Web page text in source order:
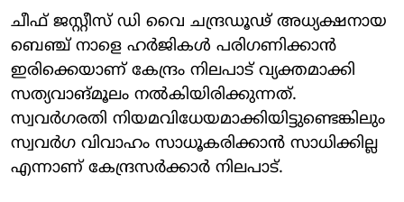
ചീഫ് ജസ്റ്റീസ് ഡി വൈ ചന്ദ്രഡൂഢ് അധ്യക്ഷനായ
ബെഞ്ച് നാളെ ഹര്‍ജികള്‍ പരിഗണിക്കാന്‍
ഇരിക്കെയാണ് കേന്ദ്രം നിലപാട് വ്യക്തമാക്കി
സത്യവാങ്മൂലം നല്‍കിയിരിക്കുന്നത്.
സ്വവര്‍ഗരതി നിയമവിധേയമാക്കിയിട്ടുണ്ടെങ്കിലും
സ്വവര്‍ഗ വിവാഹം സാധൂകരിക്കാന്‍ സാധിക്കില്ല
എന്നാണ് കേന്ദ്രസര്‍ക്കാര്‍ നിലപാട്.